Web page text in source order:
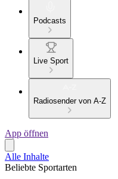
Podcasts
Live Sport
Radiosender von A-Z
App öffnen
Alle Inhalte
Beliebte Sportarten